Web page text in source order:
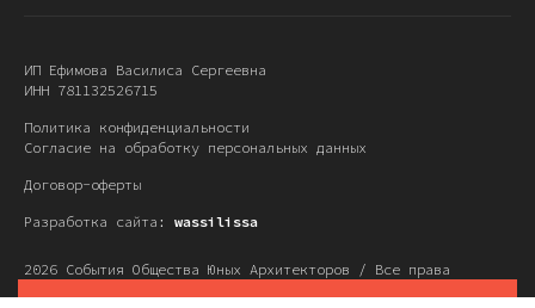
ИП Ефимова Василиса Сергеевна
ИНН 781132526715
Политика конфиденциальности
Согласие на обработку персональных данных
Договор-оферты
Разработка сайта: wassilissa
2026 События Общества Юных Архитекторов / Все права